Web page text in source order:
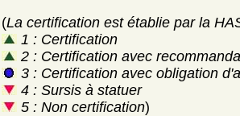
(La certification est établie par la
1 : Certification
2 : Certification avec
3 : Certification avec obligation
4 : Sursis à statuer
5 : Non certification)